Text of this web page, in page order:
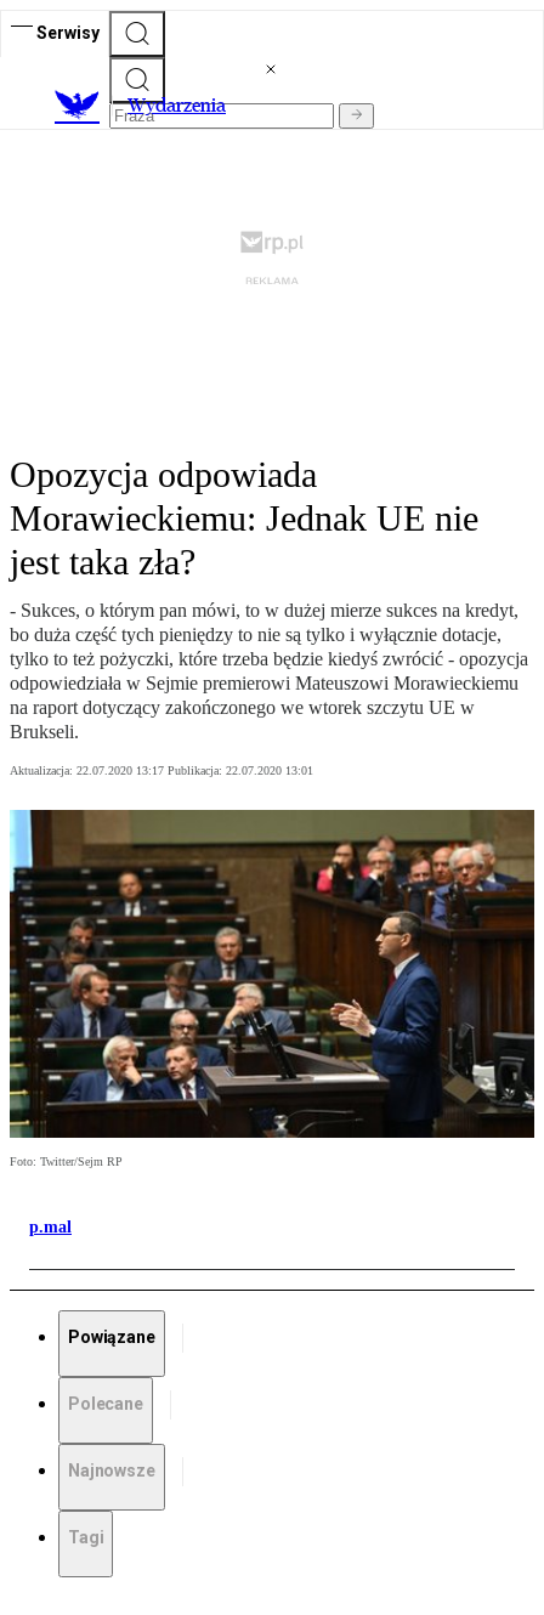
Serwisy
Wydarzenia
Opozycja odpowiada
Morawieckiemu: Jednak UE nie
jest taka zła?
- Sukces, o którym pan mówi, to w dużej mierze sukces na kredyt,
bo duża część tych pieniędzy to nie są tylko i wyłącznie dotacje,
tylko to też pożyczki, które trzeba będzie kiedyś zwrócić - opozycja
odpowiedziała w Sejmie premierowi Mateuszowi Morawieckiemu
na raport dotyczący zakończonego we wtorek szczytu UE w
Brukseli.
Aktualizacja: 22.07.2020 13:17 Publikacja: 22.07.2020 13:01
Foto: Twitter/Sejm RP
p.mal
Powiązane
Polecane
Najnowsze
Tagi